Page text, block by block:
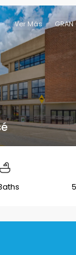
Ver Más GRAN